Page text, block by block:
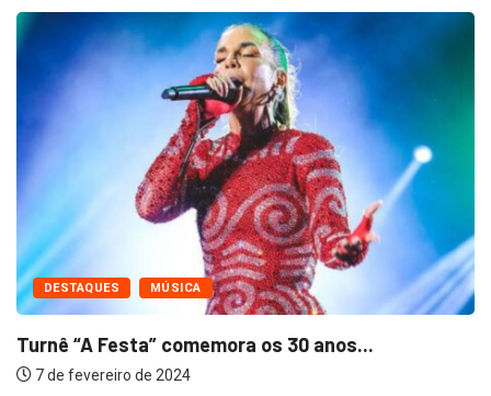
DESTAQUES MÚSICA
Turnê “A Festa” comemora os 30 anos...
7 de fevereiro de 2024